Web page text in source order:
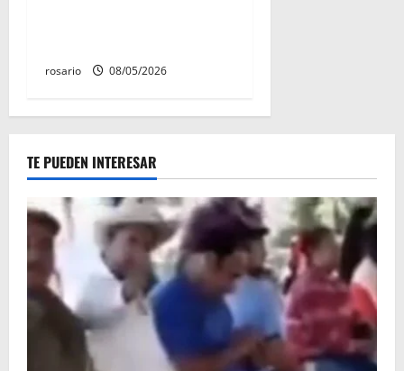
rosario 08/05/2026
TE PUEDEN INTERESAR